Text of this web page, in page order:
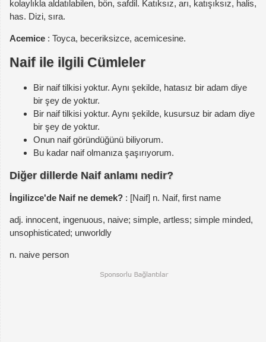
kolaylıkla aldatılabilen, bön, safdil. Katıksız, arı, katışıksız, halis,
has. Dizi, sıra.
Acemice : Toyca, beceriksizce, acemicesine.
Naif ile ilgili Cümleler
Bir naif tilkisi yoktur. Aynı şekilde, hatasız bir adam diye
bir şey de yoktur.
Bir naif tilkisi yoktur. Aynı şekilde, kusursuz bir adam diye
bir şey de yoktur.
Onun naif göründüğünü biliyorum.
Bu kadar naif olmanıza şaşırıyorum.
Diğer dillerde Naif anlamı nedir?
İngilizce'de Naif ne demek? : [Naif] n. Naif, first name
adj. innocent, ingenuous, naive; simple, artless; simple minded,
unsophisticated; unworldly
n. naive person